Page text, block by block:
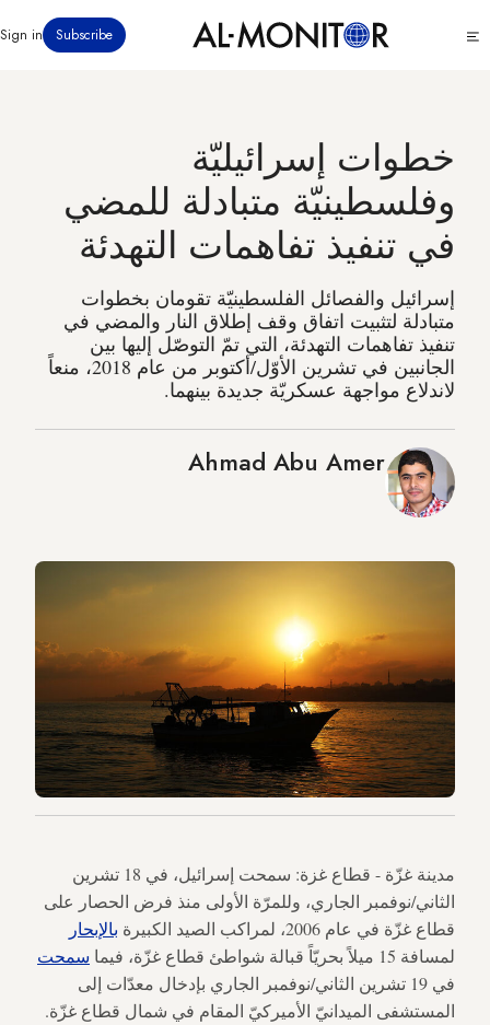
إلى
Subscribe
Sign in
خطوات إسرائيليّة
وفلسطينيّة متبادلة للمضي
في تنفيذ تفاهمات التهدئة
إسرائيل والفصائل الفلسطينيّة تقومان بخطوات
متبادلة لتثبيت اتفاق وقف إطلاق النار والمضي في
تنفيذ تفاهمات التهدئة، التي تمّ التوصّل إليها بين
الجانبين في تشرين الأوّل/أكتوبر من عام 2018، منعاً
لاندلاع مواجهة عسكريّة جديدة بينهما.
Ahmad Abu Amer
مدينة غزّة - قطاع غزة: سمحت إسرائيل، في 18 تشرين
الثاني/نوفمبر الجاري، وللمرّة الأولى منذ فرض الحصار على
قطاع غزّة في عام 2006، لمراكب الصيد الكبيرة
بالإبحار
لمسافة 15 ميلاً بحريّاً قبالة شواطئ قطاع غزّة، فيما
سمحت
في 19 تشرين الثاني/نوفمبر الجاري بإدخال معدّات إلى
المستشفى الميدانيّ الأميركيّ المقام في شمال قطاع غزّة.